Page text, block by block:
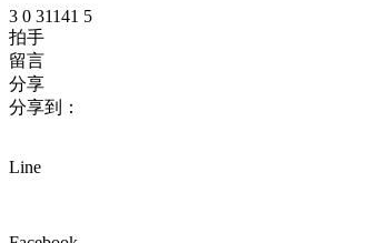
3 0 31141 5
拍手
留言
分享
分享到：
Line